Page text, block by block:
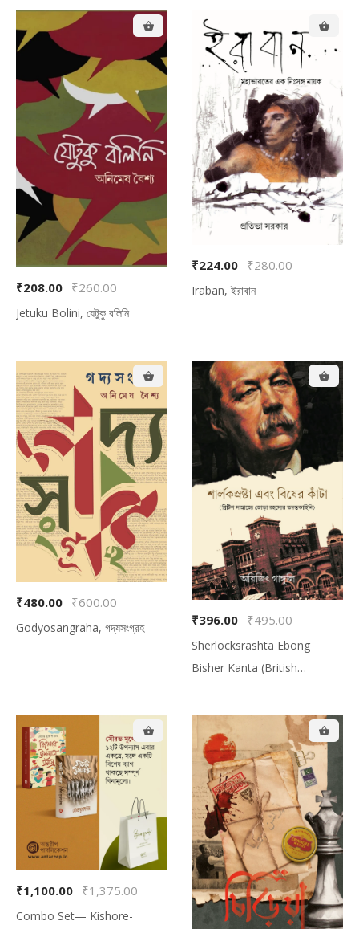
₹208.00 ₹260.00
Jetuku Bolini, যেটুকু বলিনি
₹224.00 ₹280.00
Iraban, ইরাবান
₹480.00 ₹600.00
Godyosangraha, গদ্যসংগ্রহ ₹396.00 ₹495.00
Sherlocksrashta Ebong
Bisher Kanta (British
Tadantakahini), শার্লকস্রষ্টা এবং
বিষের কাঁটা (ব্রিটিশ সাম্রাজ্যে জোড়া
রহস্যের তদন্তকাহিনি)
₹1,100.00 ₹1,375.00
Combo Set— Kishore-